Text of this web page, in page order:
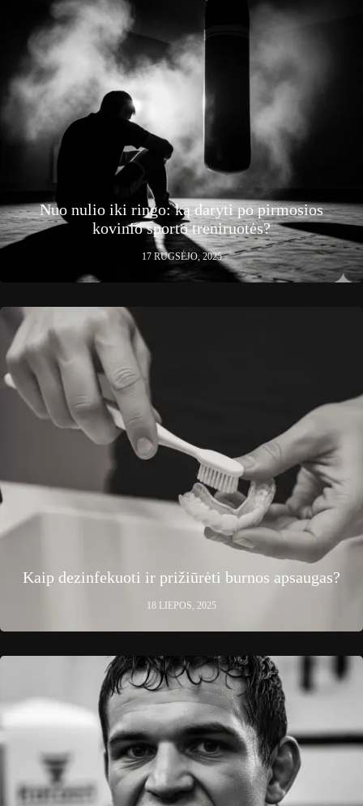
Nuo nulio iki ringo: ką daryti po pirmosios
kovinio sporto treniruotės?
17 RUGSĖJO, 2025
Kaip dezinfekuoti ir prižiūrėti burnos apsaugas?
18 LIEPOS, 2025